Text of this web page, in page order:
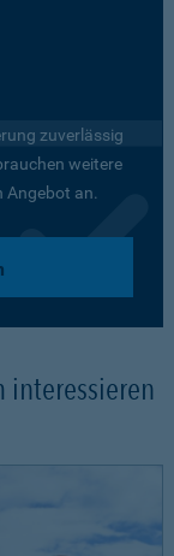
zuverlässig
weitere
Angebot an.
interessieren